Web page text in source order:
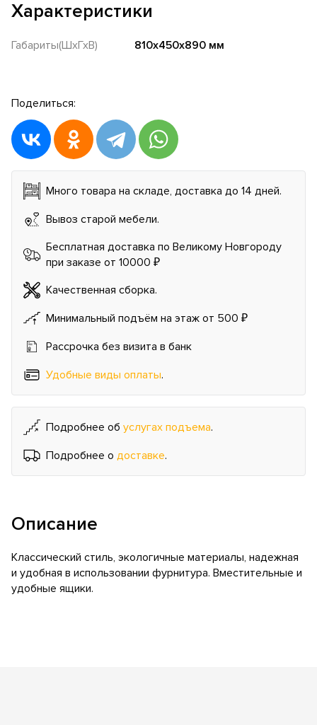
Характеристики
Габариты(ШхГхВ) 810x450x890 мм
Поделиться:
Много товара на складе, доставка до 14 дней.
Вывоз старой мебели.
Бесплатная доставка по Великому Новгороду
при заказе от 10000 ₽
Качественная сборка.
Минимальный подъём на этаж от 500 ₽
Рассрочка без визита в банк
Удобные виды оплаты.
Подробнее об услугах подъема.
Подробнее о доставке.
Описание
Классический стиль, экологичные материалы, надежная
и удобная в использовании фурнитура. Вместительные и
удобные ящики.